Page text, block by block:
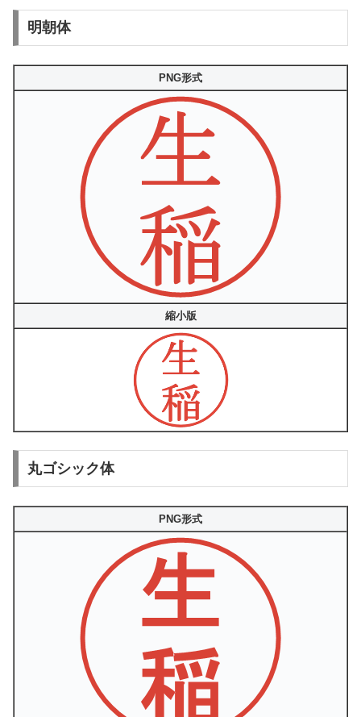
明朝体
PNG形式
縮小版
丸ゴシック体
PNG形式